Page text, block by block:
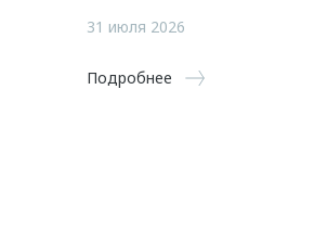
31 июля 2026
Подробнее